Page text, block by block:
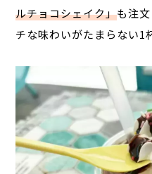
ルチョコシェイク」も注
チな味わいがたまらない1